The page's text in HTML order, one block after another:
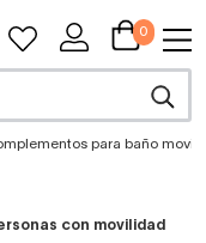
0
para baño
con movilidad